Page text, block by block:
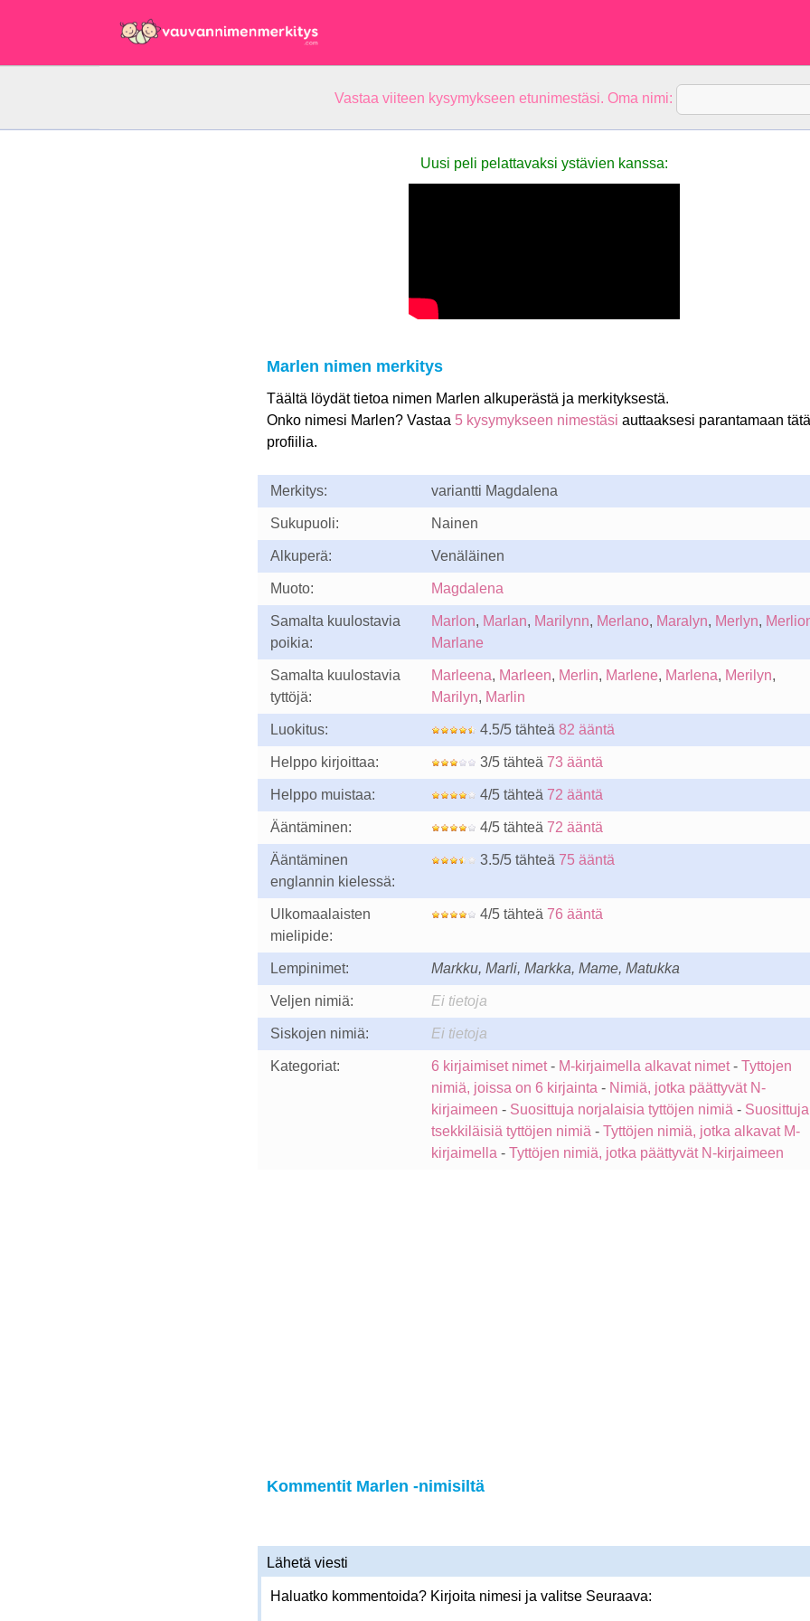
Vastaa viiteen kysymykseen etunimestäsi. Oma nimi:
Uusi peli pelattavaksi ystävien kanssa:
Marlen nimen merkitys
Täältä löydät tietoa nimen Marlen alkuperästä ja merkityksestä.
Onko nimesi Marlen? Vastaa 5 kysymykseen nimestäsi auttaaksesi parantamaan tätä
profiilia.
Merkitys: variantti Magdalena
Sukupuoli: Nainen
Alkuperä: Venäläinen
Muoto: Magdalena
Samalta kuulostavia
poikia:
Marlon, Marlan, Marilynn, Merlano, Maralyn, Merlyn,
Marlane
Samalta kuulostavia
tyttöjä:
Marleena, Marleen, Merlin, Marlene, Marlena, Merilyn,
Marilyn, Marlin
Luokitus: 4.5/5 tähteä 82 ääntä
Helppo kirjoittaa: 3/5 tähteä 73 ääntä
Helppo muistaa: 4/5 tähteä 72 ääntä
Ääntäminen: 4/5 tähteä 72 ääntä
Ääntäminen
englannin kielessä:
3.5/5 tähteä 75 ääntä
Ulkomaalaisten
mielipide:
4/5 tähteä 76 ääntä
Lempinimet: Markku, Marli, Markka, Mame, Matukka
Veljen nimiä: Ei tietoja
Siskojen nimiä: Ei tietoja
Kategoriat: 6 kirjaimiset nimet- M-kirjaimella alkavat nimet- Tyttojen
nimiä, joissa on 6 kirjainta - Nimiä, jotka päättyvät N-
kirjaimeen - Suosittuja norjalaisia tyttöjen nimiä - Suosittuja
tsekkiläisiä tyttöjen nimiä - Tyttöjen nimiä, jotka alkavat M-
kirjaimella - Tyttöjen nimiä, jotka päättyvät N-kirjaimeen
Kommentit Marlen -nimisiltä
Lähetä viesti
Haluatko kommentoida? Kirjoita nimesi ja valitse Seuraava: